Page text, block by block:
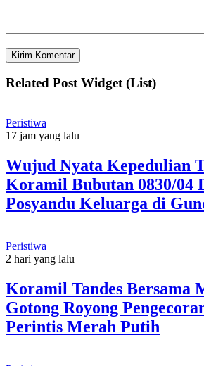
Related Post Widget (List)
Peristiwa
17 jam yang lalu
Wujud Nyata Kepedulian
Koramil Bubutan 0830/04
Posyandu Keluarga di
Peristiwa
2 hari yang lalu
Koramil Tandes Bersama
Gotong Royong
Perintis Merah Putih